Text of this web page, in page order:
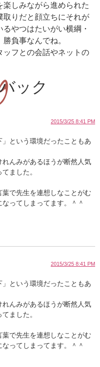
しみながら進められた
取りだと顔立ちにそれが
やつはたいがい横綱・
負事なんでね。
ッフとの会話やネットの
ック
2015/3/25 8:41 PM
という環境だったこともあ
んみがあるほうが断然人気
ました。
で先生を連想しなことがむ
ってしまってます。＾＾
2015/3/25 8:41 PM
という環境だったこともあ
んみがあるほうが断然人気
ました。
で先生を連想しなことがむ
ってしまってます。＾＾